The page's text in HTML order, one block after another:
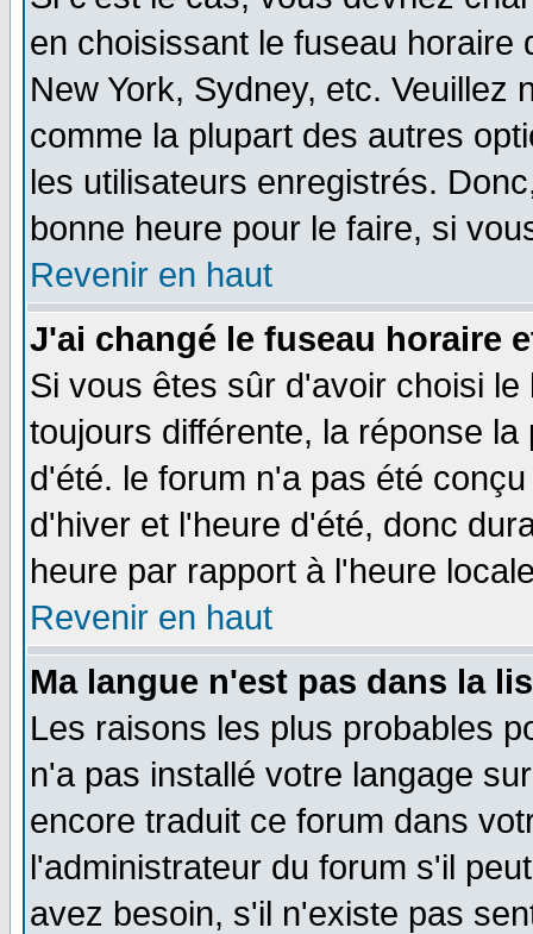
en choisissant le fuseau
New York, Sydney, etc. Veuillez
comme la plupart des autres
les utilisateurs enregistrés.
bonne heure pour le faire, si
Revenir en haut
J'ai changé le fuseau horaire
Si vous êtes sûr d'avoir choisi
toujours différente, la réponse
d'été. le forum n'a pas été
d'hiver et l'heure d'été, donc
heure par rapport à l'heure
Revenir en haut
Ma langue n'est pas dans la
Les raisons les plus probables
n'a pas installé votre langage
encore traduit ce forum dans
l'administrateur du forum s'il
avez besoin, s'il n'existe pas